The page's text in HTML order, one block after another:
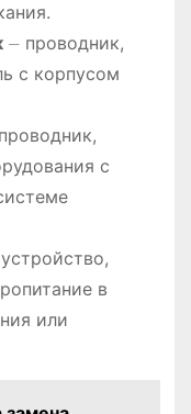
⏤ проводник,
с корпусом
с
в
или